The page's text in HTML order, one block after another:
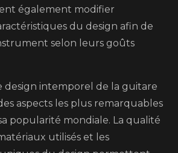
également modifier
du design afin de
selon leurs goûts
design intemporel de la guitare
aspects les plus remarquables
popularité mondiale. La qualité
utilisés et les